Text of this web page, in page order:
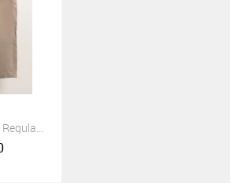
Interna Cáqui Zebra&Friends